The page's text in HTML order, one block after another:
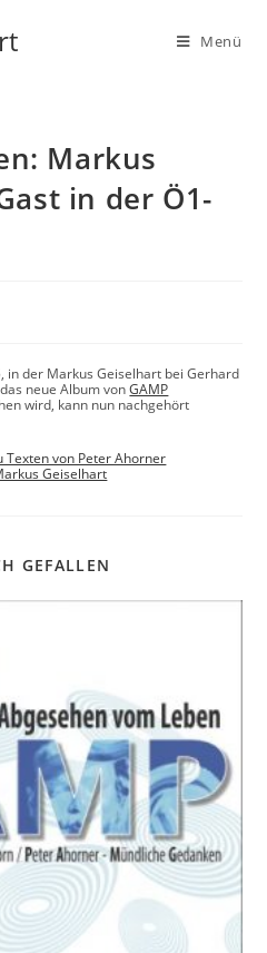
Menü
Markus
in der Ö1-
in der Markus Geiselhart bei Gerhard
neue Album vonGAMP
wird, kann nun nachgehört
von Peter Ahorner
Geiselhart
GEFALLEN